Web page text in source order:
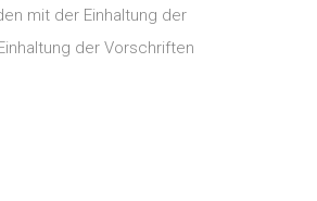
mit der Einhaltung der
der Vorschriften